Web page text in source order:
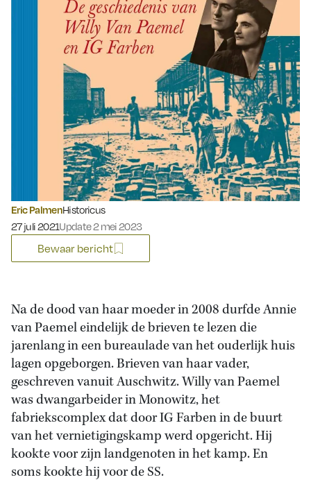
Eric PalmenHistoricus
Gepubliceerd op:
27 juli 2021Update 2 mei 2023
Bewaar bericht
Na de dood van haar moeder in 2008 durfde Annie
van Paemel eindelijk de brieven te lezen die
jarenlang in een bureaulade van het ouderlijk huis
lagen opgeborgen. Brieven van haar vader,
geschreven vanuit Auschwitz. Willy van Paemel
was dwangarbeider in Monowitz, het
fabriekscomplex dat door IG Farben in de buurt
van het vernietigingskamp werd opgericht. Hij
kookte voor zijn landgenoten in het kamp. En
soms kookte hij voor de SS.